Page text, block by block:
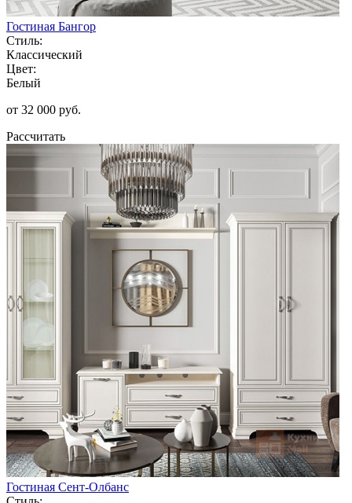
Гостиная Бангор
Стиль:
Классический
Цвет:
Белый
от 32 000 руб.
Рассчитать
Гостиная Сент-Олбанс